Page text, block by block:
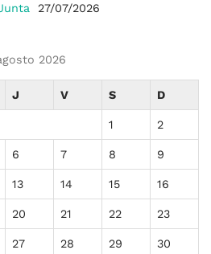
27/07/2026
2026
J V S D
1 2
6 7 8 9
13 14 15 16
20 21 22 23
27 28 29 30